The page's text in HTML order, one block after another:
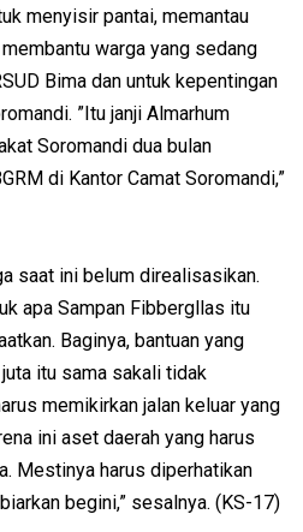
menyisir pantai, memantau
warga yang sedang
Bima dan untuk kepentingan
”Itu janji Almarhum
Soromandi dua bulan
di Kantor Camat Soromandi,”
saat ini belum direalisasikan.
apa Sampan Fibbergllas itu
Baginya, bantuan yang
itu sama sakali tidak
memikirkan jalan keluar yang
ini aset daerah yang harus
Mestinya harus diperhatikan
begini,” sesalnya. (KS-17)